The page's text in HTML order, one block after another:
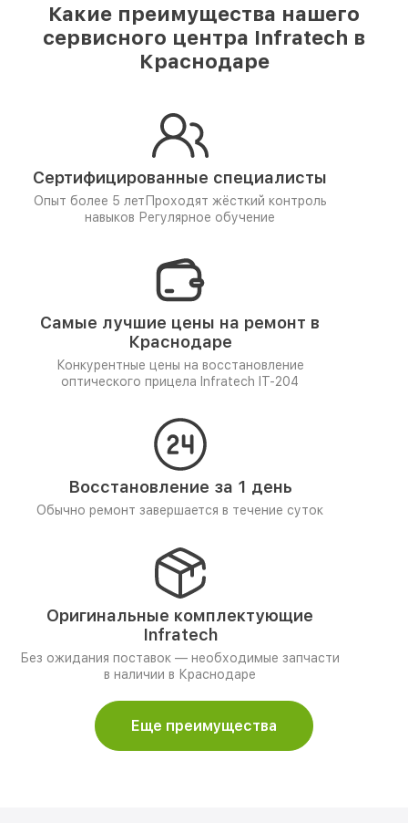
Какие преимущества нашего
сервисного центра Infratech в
Краснодаре
Сертифицированные специалисты
Опыт более 5 лет Проходят жёсткий контроль
навыков Регулярное обучение
Самые лучшие цены на ремонт в
Краснодаре
Конкурентные цены на восстановление
оптического прицела Infratech IT-204
Восстановление за 1 день
Обычно ремонт завершается в течение суток
Оригинальные комплектующие
Infratech
Без ожидания поставок — необходимые запчасти
в наличии в Краснодаре
Еще преимущества